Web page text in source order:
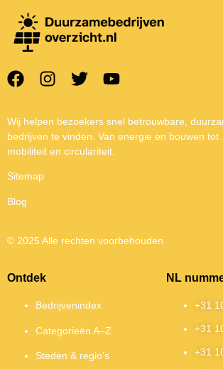
Wij helpen bezoekers snel betrouwbare,
bedrijven te vinden. Van energie en bouwen tot
mobiliteit en circulariteit.
Sitemap
Blog
© 2025 Alle rechten voorbehouden
Ontdek
Bedrijvenindex
Categorieën A–Z
Steden & regio’s
NL
+31
+31
+31